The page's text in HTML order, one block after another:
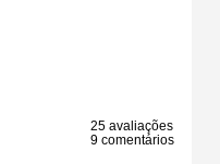
25 avaliações
9 comentários